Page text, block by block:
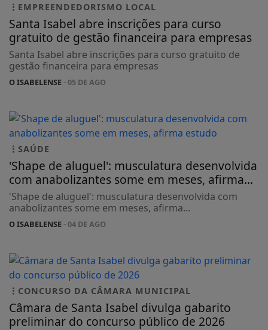
EMPREENDEDORISMO LOCAL
Santa Isabel abre inscrições para curso
gratuito de gestão financeira para empresas
Santa Isabel abre inscrições para curso gratuito de
gestão financeira para empresas
O ISABELENSE- 05 DE AGO
SAÚDE
'Shape de aluguel': musculatura desenvolvida
com anabolizantes some em meses, afirma...
'Shape de aluguel': musculatura desenvolvida com
anabolizantes some em meses, afirma...
O ISABELENSE- 04 DE AGO
CONCURSO DA CÂMARA MUNICIPAL
Câmara de Santa Isabel divulga gabarito
preliminar do concurso público de 2026